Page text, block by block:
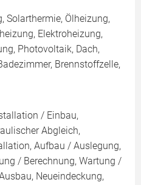
Solarthermie, Ölheizung,
Elektroheizung,
Photovoltaik, Dach,
Brennstoffzelle,
/ Einbau,
Abgleich,
Aufbau / Auslegung,
/ Berechnung, Wartung /
Neueindeckung,